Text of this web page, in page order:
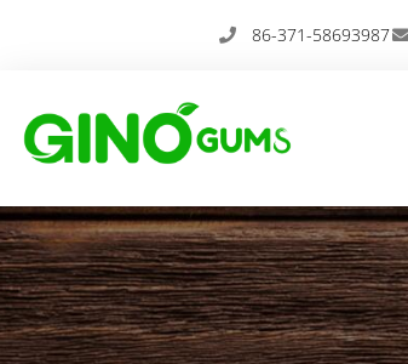
86-371-58693987